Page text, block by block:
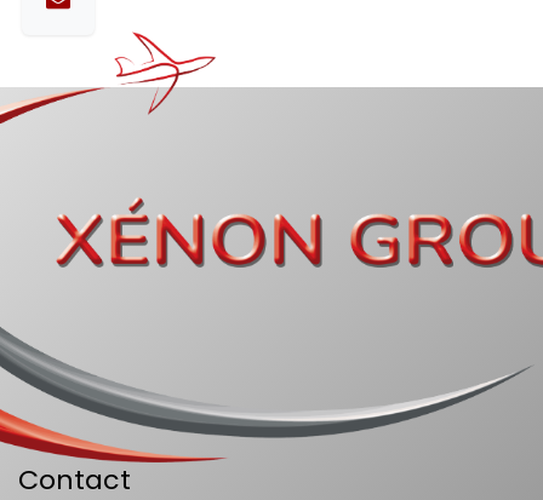
Contact